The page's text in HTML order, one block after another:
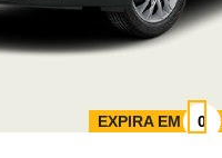
EXPIRA EM